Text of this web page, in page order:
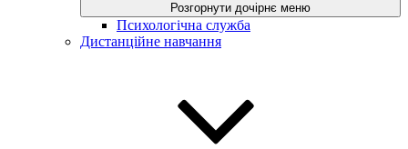
Розгорнути дочірнє меню
Психологічна служба
Дистанційне навчання